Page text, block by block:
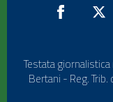
Testata
Bertani - Reg.